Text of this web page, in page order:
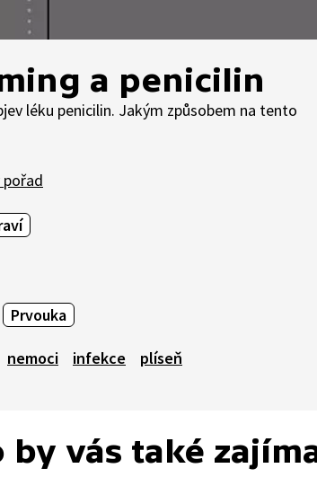
a penicilin
léku penicilin. Jakým způsobem na tento
pořad
Prvouka
nemoci infekce plíseň
by vás také